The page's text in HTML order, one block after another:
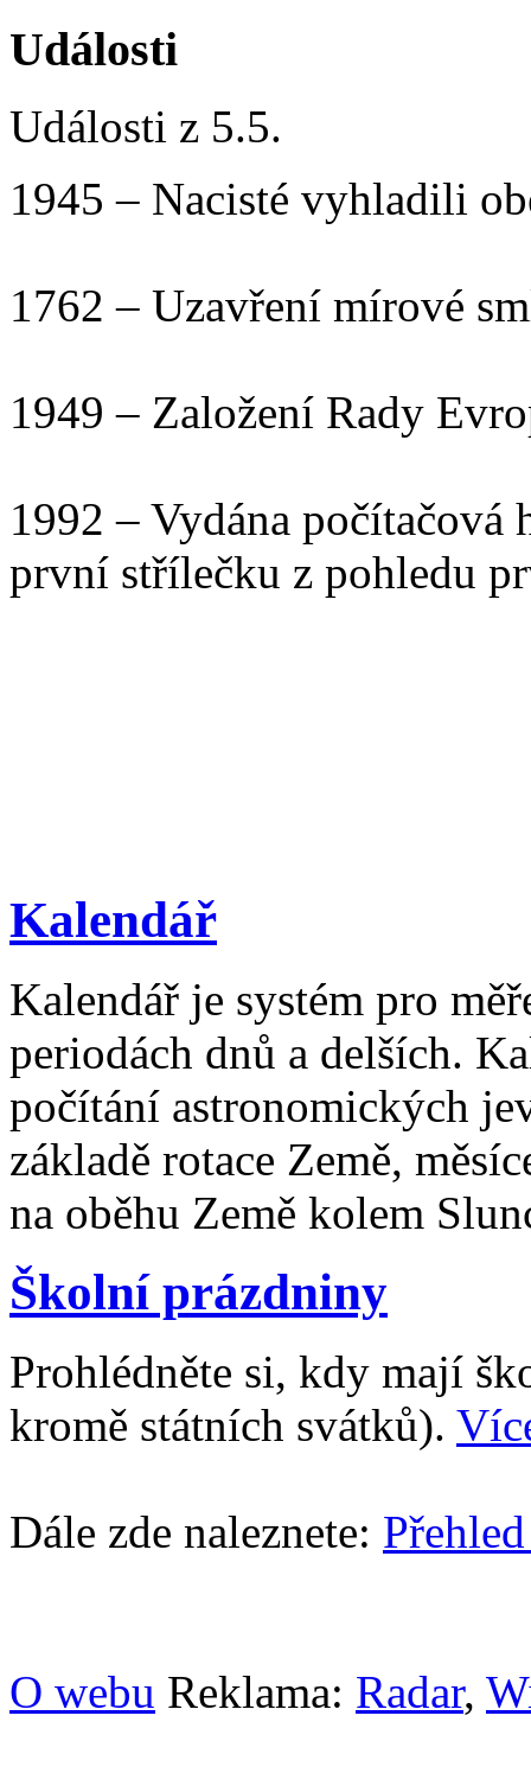
Události
Události z 5.5.
1945 – Nacisté vyhladili
1762 – Uzavření mírové
1949 – Založení Rady
1992 – Vydána počítačová
první střílečku z pohledu
Kalendář
Kalendář je systém pro
periodách dnů a delších.
počítání astronomických
základě rotace Země,
na oběhu Země kolem
Školní prázdniny
Prohlédněte si, kdy mají
kromě státních svátků).
Dále zde naleznete:
O webu Reklama: Radar,